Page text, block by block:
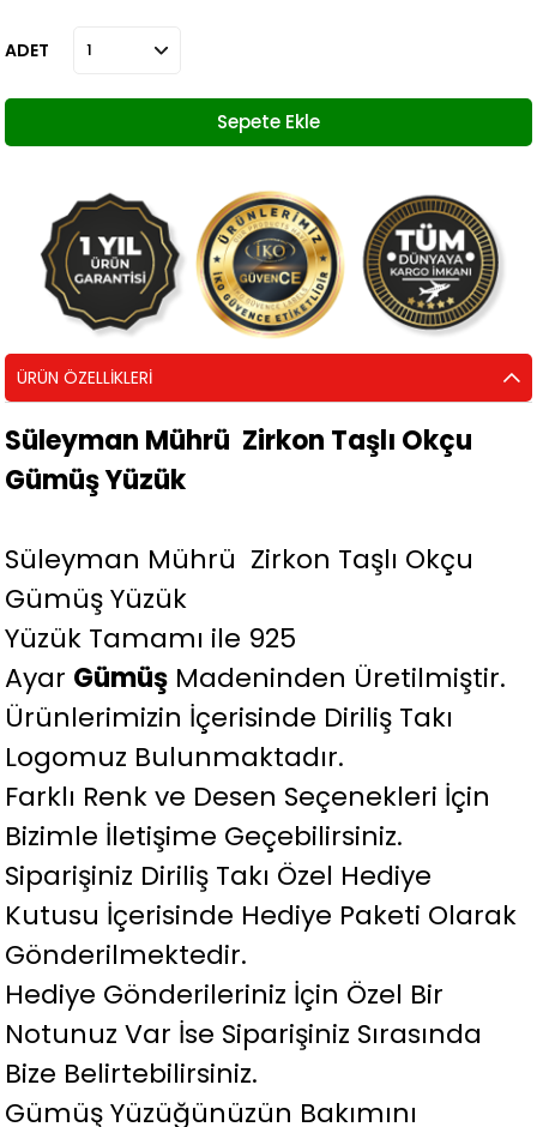
ADET
ÜRÜN ÖZELLIKLERI
Süleyman Mührü Zirkon Taşlı Okçu
Gümüş Yüzük
Süleyman Mührü Zirkon Taşlı Okçu
Gümüş Yüzük
Yüzük Tamamı ile 925
Ayar Gümüş Madeninden Üretilmiştir.
Ürünlerimizin İçerisinde Diriliş Takı
Logomuz Bulunmaktadır.
Farklı Renk ve Desen Seçenekleri İçin
Bizimle İletişime Geçebilirsiniz.
Siparişiniz Diriliş Takı Özel Hediye
Kutusu İçerisinde Hediye Paketi Olarak
Gönderilmektedir.
Hediye Gönderileriniz İçin Özel Bir
Notunuz Var İse Siparişiniz Sırasında
Bize Belirtebilirsiniz.
Gümüş Yüzüğünüzün Bakımını